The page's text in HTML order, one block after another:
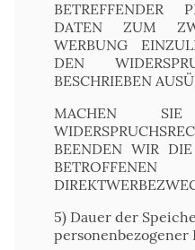
BETREFFENDER
DATEN ZUM
WERBUNG
DEN
BESCHRIEBEN
MACHEN
BEENDEN WIR
5) Dauer der
personenbezogener